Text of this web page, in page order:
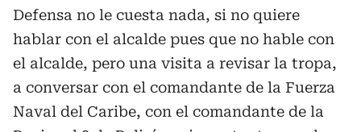
Defensa no le cuesta nada, si no quiere
hablar con el alcalde pues que no hable con
el alcalde, pero una visita a revisar la tropa,
a conversar con el comandante de la Fuerza
Naval del Caribe, con el comandante de la